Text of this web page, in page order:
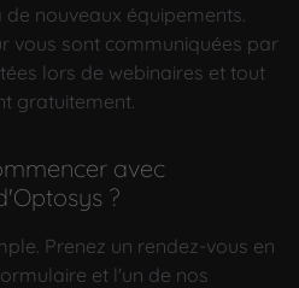
de nouveaux équipements.
vous sont communiquées par
lors de webinaires et tout
gratuitement.
avec
?
Prenez un rendez-vous en
et l'un de nos